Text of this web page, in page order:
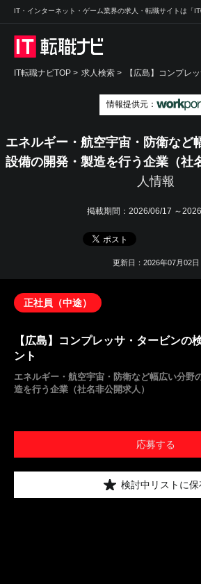
IT・インターネット・ゲーム業界の求人・転職サイトは「IT
IT転職ナビTOP > 求人検索 > 【広島】コンプレ
情報提供元：
エネルギー・航空宇宙・防衛など
設備の開発・製造を行う企業（社
人情報
掲載期間： 2026/06/17 ～
更新日：2026年07月02日
正社員（中途）
【広島】コンプレッサ・タービンの
ント
エネルギー・航空宇宙・防衛など幅広い分野
造を行う企業（社名非公開求人）
応募する
検討中リストに保